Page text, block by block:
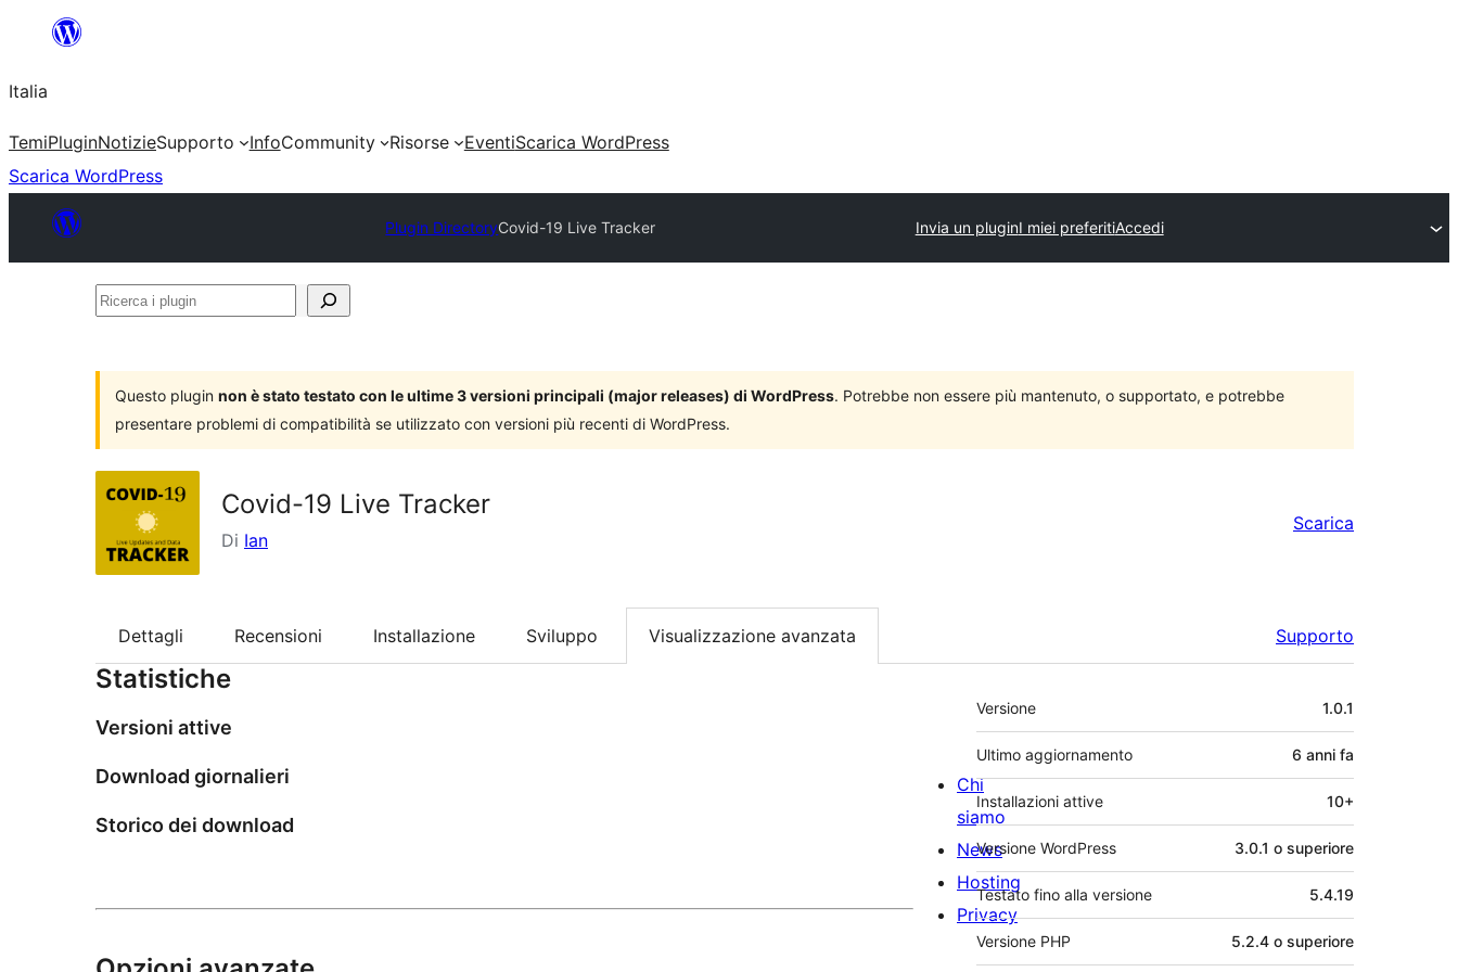
contenuto
Italia
TemiPluginNotizieSupporto InfoCommunity Risorse EventiScarica WordPress
Scarica WordPress
Plugin DirectoryCovid-19 Live Tracker Invia un pluginI miei preferitiAccedi
Ricerca
Questo plugin non è stato testato con le ultime 3 versioni principali (major releases) di WordPress. Potrebbe non essere più mantenuto, o supportato, e potrebbe
presentare problemi di compatibilità se utilizzato con versioni più recenti di WordPress.
Covid-19 Live Tracker
Di Ian
Scarica
Dettagli Recensioni Installazione Sviluppo Visualizzazione avanzata Supporto
Statistiche
Versioni attive
Download giornalieri
Storico dei download
Meta
Versione 1.0.1
Ultimo aggiornamento 6 anni fa
Installazioni attive 10+
Versione WordPress 3.0.1 o superiore
Testato fino alla versione 5.4.19
Versione PHP 5.2.4 o superiore
Chi
siamo
News
Hosting
Privacy